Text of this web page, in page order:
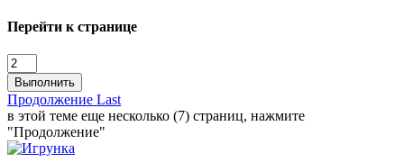
Перейти к странице
Выполнить
Продолжение Last
в этой теме еще несколько (7) страниц, нажмите
"Продолжение"